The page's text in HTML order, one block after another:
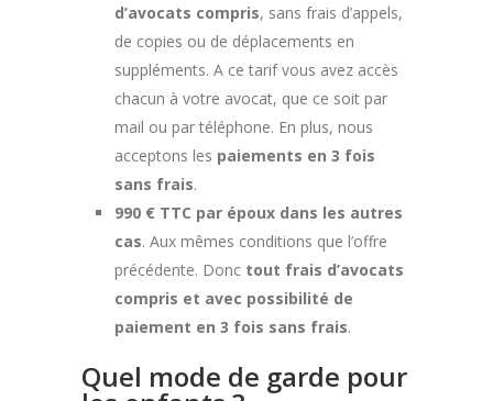
d’avocats compris, sans frais d’appels,
de copies ou de déplacements en
suppléments. A ce tarif vous avez accès
chacun à votre avocat, que ce soit par
mail ou par téléphone. En plus, nous
acceptons les paiements en 3 fois
sans frais.
990 € TTC par époux dans les autres
cas. Aux mêmes conditions que l’offre
précédente. Donc tout frais d’avocats
compris et avec possibilité de
paiement en 3 fois sans frais.
Quel mode de garde pour